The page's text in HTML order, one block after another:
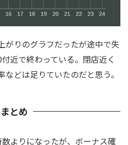
がりのグラフだったが途中で失
近で終わっている。閉店近く
どは足りていたのだと思う。
まとめ
よりになったが、ボーナス確